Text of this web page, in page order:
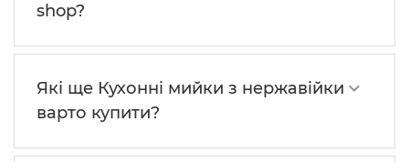
shop?
Які ще Кухонні мийки з нержавійки
варто купити?